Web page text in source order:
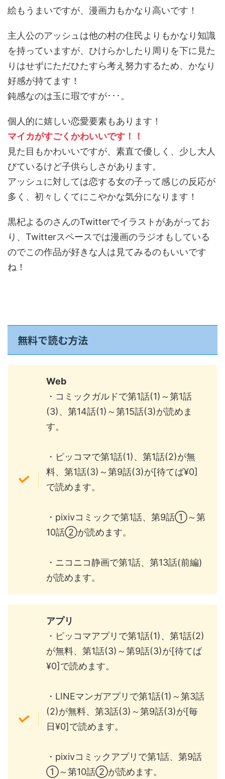
絵もうまいですが、漫画力もかなり高いです！
主人公のアッシュは他の村の住民よりもかなり知識
を持っていますが、ひけらかしたり周りを下に見た
りはせずにただひたすら考え努力するため、かなり
好感が持てます！
鈍感なのは玉に瑕ですが･･･。
個人的に嬉しい恋愛要素もあります！
マイカがすごくかわいいです！！
見た目もかわいいですが、素直で優しく、少し大人
びているけど子供らしさがあります。
アッシュに対しては恋する女の子って感じの反応が
多く、初々しくてにこやかな気分になります！
黒杞よるのさんのTwitterでイラストがあがってお
り、Twitterスペースでは漫画のラジオもしている
のでこの作品が好きな人は見てみるのもいいです
ね！
無料で読む方法
Web
・コミックガルドで第1話(1)～第1話
(3)、第14話(1)～第15話(3)が読めま
す。
・ピッコマで第1話(1)、第1話(2)が無
料、第1話(3)～第9話(3)が[待てば¥0]
で読めます。
・pixivコミックで第1話、第9話①～第
10話②が読めます。
・ニコニコ静画で第1話、第13話(前編)
が読めます。
アプリ
・ピッコマアプリで第1話(1)、第1話(2)
が無料、第1話(3)～第9話(3)が[待てば
¥0]で読めます。
・LINEマンガアプリで第1話(1)～第3話
(2)が無料、第3話(3)～第9話(3)が[毎
日¥0]で読めます。
・pixivコミックアプリで第1話、第9話
①～第10話②が読めます。